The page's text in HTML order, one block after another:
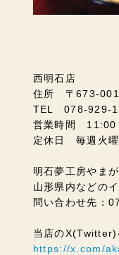
西明石店
住所 〒673-
TEL 078-929-
営業時間 11:00
定休日 毎週火曜
明石夢工房やま
山形県内などの
問い合わせ先：
当店のX(Twitter)
https://x.com/